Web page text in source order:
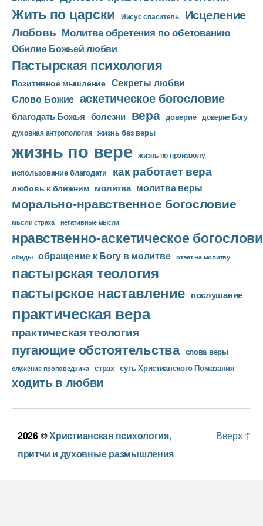
л
е
е
р
Жить по царски Иисус спаситель Исцеление
Любовь Молитва обретения по обетованию
Обилие Божьей любви
Пастырская психология
Позитивное мышление Секреты любви
Слово Божие аскетическое богословие
благодать Божья болезни вера доверие доверие Богу
духовная антропология жизнь без веры
жизнь по вере жизнь по произволу
использование благодати как работает вера
любовь к ближним молитва молитва веры
морально-нравственное богословие
мысли страха негативные мысли
нравственно-аскетическое
обиды обращение к Богу в молитве ответ на молитву
пастырская теология
пастырское наставление послушание
практическая вера
практическая теология
пугающие обстоятельства слова веры
служение проповедника страх суть Христианского Помазания
ходить в любви
2026 ©Христианская психология,
притчи и духовные размышления
Вверх ↑